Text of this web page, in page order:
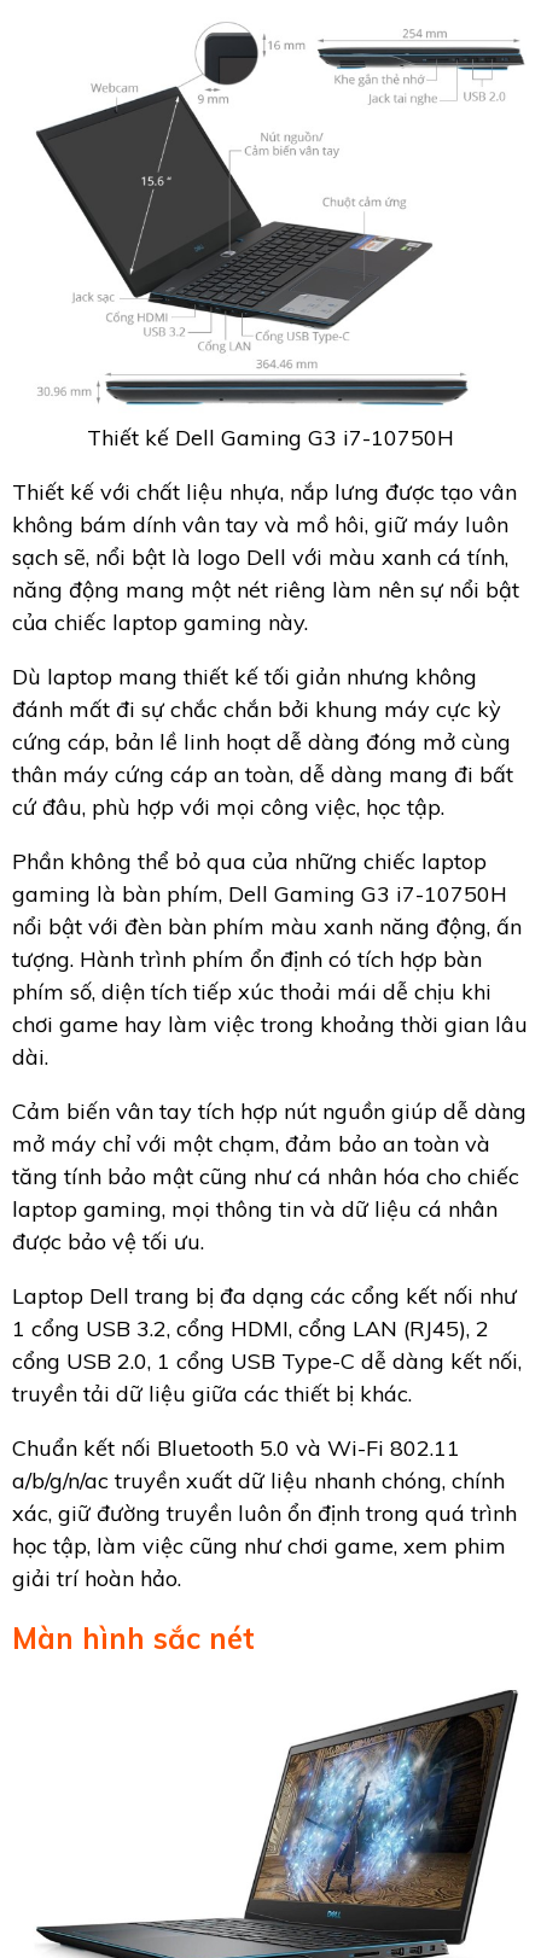
Thiết kế Dell Gaming G3 i7-10750H
Thiết kế với chất liệu nhựa, nắp lưng được tạo vân
không bám dính vân tay và mồ hôi, giữ máy luôn
sạch sẽ, nổi bật là logo Dell với màu xanh cá tính,
năng động mang một nét riêng làm nên sự nổi bật
của chiếc laptop gaming này.
Dù laptop mang thiết kế tối giản nhưng không
đánh mất đi sự chắc chắn bởi khung máy cực kỳ
cứng cáp, bản lề linh hoạt dễ dàng đóng mở cùng
thân máy cứng cáp an toàn, dễ dàng mang đi bất
cứ đâu, phù hợp với mọi công việc, học tập.
Phần không thể bỏ qua của những chiếc laptop
gaming là bàn phím, Dell Gaming G3 i7-10750H
nổi bật với đèn bàn phím màu xanh năng động, ấn
tượng. Hành trình phím ổn định có tích hợp bàn
phím số, diện tích tiếp xúc thoải mái dễ chịu khi
chơi game hay làm việc trong khoảng thời gian lâu
dài.
Cảm biến vân tay tích hợp nút nguồn giúp dễ dàng
mở máy chỉ với một chạm, đảm bảo an toàn và
tăng tính bảo mật cũng như cá nhân hóa cho chiếc
laptop gaming, mọi thông tin và dữ liệu cá nhân
được bảo vệ tối ưu.
Laptop Dell trang bị đa dạng các cổng kết nối như
1 cổng USB 3.2, cổng HDMI, cổng LAN (RJ45), 2
cổng USB 2.0, 1 cổng USB Type-C dễ dàng kết nối,
truyền tải dữ liệu giữa các thiết bị khác.
Chuẩn kết nối Bluetooth 5.0 và Wi-Fi 802.11
a/b/g/n/ac truyền xuất dữ liệu nhanh chóng, chính
xác, giữ đường truyền luôn ổn định trong quá trình
học tập, làm việc cũng như chơi game, xem phim
giải trí hoàn hảo.
Màn hình sắc nét